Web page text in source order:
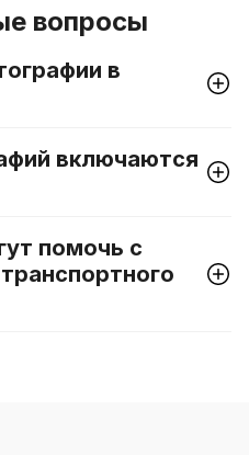
вопросы
в
включаются
помочь с